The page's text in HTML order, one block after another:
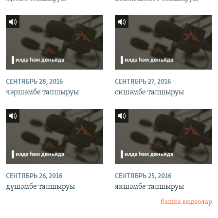
СЕНТЯБРЬ 28, 2016
чәршәмбе тапшыруы
СЕНТЯБРЬ 27, 2016
сишәмбе тапшыруы
СЕНТЯБРЬ 26, 2016
дүшәмбе тапшыруы
СЕНТЯБРЬ 25, 2016
якшәмбе тапшыруы
башка видеолар